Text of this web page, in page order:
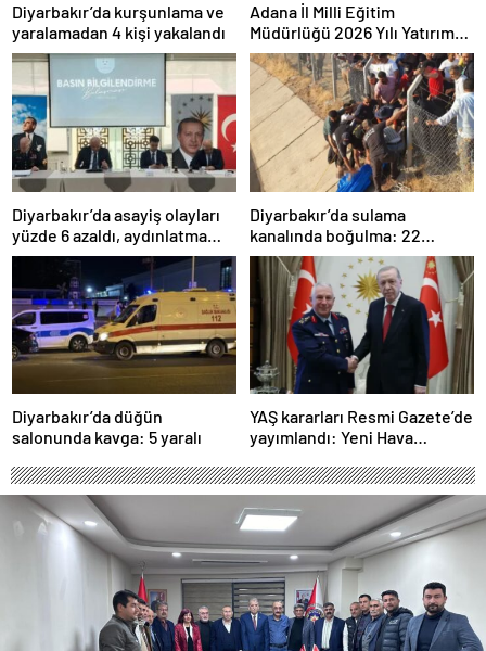
Diyarbakır’da kurşunlama ve
yaralamadan 4 kişi yakalandı
Adana İl Milli Eğitim
Müdürlüğü 2026 Yılı Yatırım
Programı değerlendirildi
Diyarbakır’da asayiş olayları
yüzde 6 azaldı, aydınlatma
oranı yüzde 98’e yükseldi
Diyarbakır’da sulama
kanalında boğulma: 22
yaşındaki genç hayatını
kaybetti
Diyarbakır’da düğün
salonunda kavga: 5 yaralı
YAŞ kararları Resmi Gazete’de
yayımlandı: Yeni Hava
Orgeneral Rafet Dalkıran